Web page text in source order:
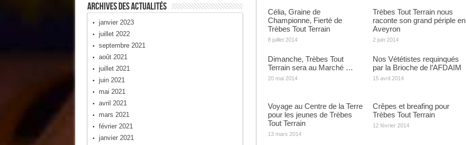
Célia, Graine de
Championne, Fierté de
Trèbes Tout Terrain
8 juillet 2014
Trèbes Tout Terrain nous
raconte son grand périple en
Aveyron
2 juin 2014
Dimanche, Trèbes Tout
Terrain sera au Marché …
20 mai 2014
Nos Vététistes requinqués
par la Brioche de l’AFDAIM
15 avril 2014
Voyage au Centre de la Terre
pour les jeunes de Trèbes
Tout Terrain
13 mars 2014
Crêpes et breafing pour
Trèbes Tout Terrain
12 février 2014
Archives Des Actualités
janvier 2023
juillet 2022
septembre 2021
août 2021
juillet 2021
juin 2021
mai 2021
avril 2021
mars 2021
février 2021
janvier 2021